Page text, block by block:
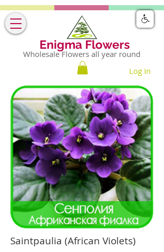
Enigma Flowers
Log In
Wholesale Flowers all year round
Saintpaulia (African Violets)